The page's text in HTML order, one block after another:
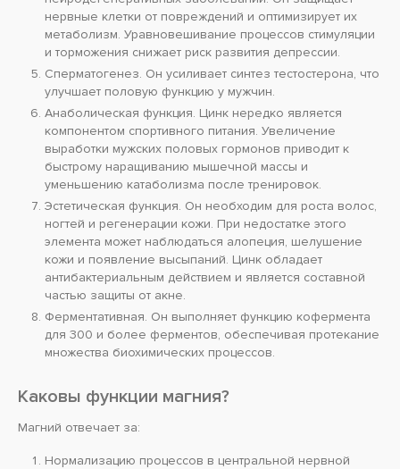
нервные клетки от повреждений и оптимизирует их
метаболизм. Уравновешивание процессов стимуляции
и торможения снижает риск развития депрессии.
Сперматогенез. Он усиливает синтез тестостерона, что
улучшает половую функцию у мужчин.
Анаболическая функция. Цинк нередко является
компонентом спортивного питания. Увеличение
выработки мужских половых гормонов приводит к
быстрому наращиванию мышечной массы и
уменьшению катаболизма после тренировок.
Эстетическая функция. Он необходим для роста волос,
ногтей и регенерации кожи. При недостатке этого
элемента может наблюдаться алопеция, шелушение
кожи и появление высыпаний. Цинк обладает
антибактериальным действием и является составной
частью защиты от акне.
Ферментативная. Он выполняет функцию кофермента
для 300 и более ферментов, обеспечивая протекание
множества биохимических процессов.
Каковы функции магния?
Магний отвечает за:
Нормализацию процессов в центральной нервной